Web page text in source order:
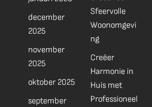
december
2025
november
2025
oktober 2025
september
Sfeervolle
Woonomgevi
ng
Creëer
Harmonie in
Huis met
Professioneel